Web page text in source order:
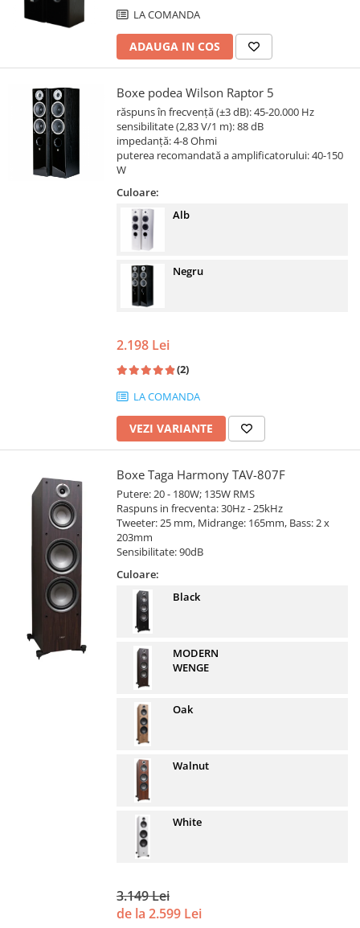
LA COMANDA
ADAUGA IN COS
Boxe podea Wilson Raptor 5
răspuns în frecvență (±3 dB): 45-20.000 Hz
sensibilitate (2,83 V/1 m): 88 dB
impedanță: 4-8 Ohmi
puterea recomandată a amplificatorului: 40-150
W
Culoare:
Alb
Negru
2.198 Lei
(2)
LA COMANDA
VEZI VARIANTE
Boxe Taga Harmony TAV-807F
Putere: 20 - 180W; 135W RMS
Raspuns in frecventa: 30Hz - 25kHz
Tweeter: 25 mm, Midrange: 165mm, Bass: 2 x
203mm
Sensibilitate: 90dB
Culoare:
Black
MODERN
WENGE
Oak
Walnut
White
3.149 Lei
de la 2.599 Lei